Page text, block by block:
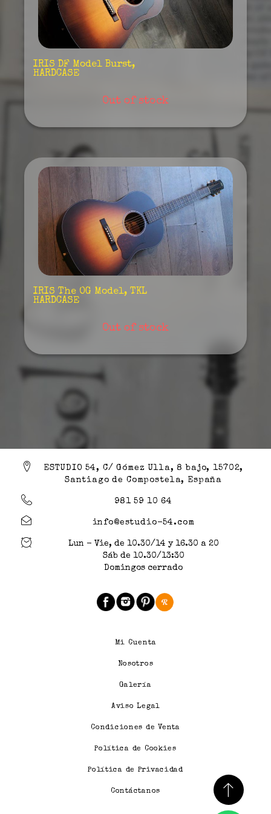
IRIS DF Model Burst,
HARDCASE
Out of stock
IRIS The OG Model, TKL
HARDCASE
Out of stock
ESTUDIO 54, C/ Gómez Ulla, 8 bajo, 15702,
Santiago de Compostela, España
981 59 10 64
info@estudio-54.com
Lun - Vie, de 10.30/14 y 16.30 a 20
Sáb de 10.30/13:30
Domingos cerrado
Mi Cuenta
Nosotros
Galería
Aviso Legal
Condiciones de Venta
Política de Cookies
Política de Privacidad
Contáctanos